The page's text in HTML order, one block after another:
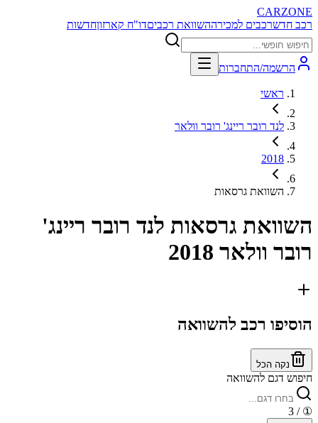
CARZONE
רכב חדשרכבים למכירההשוואת רכביםדו"ח קארזוןחדשות
הרשמה/התחברות
ראשי
לנד רובר ריינג' רובר וולאר
2018
השוואת גרסאות
השוואת גרסאות לנד רובר ריינג'
רובר וולאר 2018
הוסיפו רכב להשוואה
נקה הכל
חיפוש דגם להשוואה
①
/ 3